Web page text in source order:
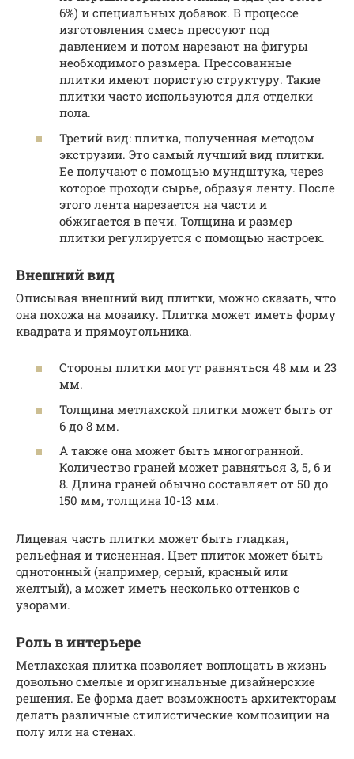
6%) и специальных добавок. В процессе
изготовления смесь прессуют под
давлением и потом нарезают на фигуры
необходимого размера. Прессованные
плитки имеют пористую структуру. Такие
плитки часто используются для отделки
пола.
Третий вид: плитка, полученная методом
экструзии. Это самый лучший вид плитки.
Ее получают с помощью мундштука, через
которое проходи сырье, образуя ленту. После
этого лента нарезается на части и
обжигается в печи. Толщина и размер
плитки регулируется с помощью настроек.
Внешний вид
Описывая внешний вид плитки, можно сказать, что
она похожа на мозаику. Плитка может иметь форму
квадрата и прямоугольника.
Стороны плитки могут равняться 48 мм и 23
мм.
Толщина метлахской плитки может быть от
6 до 8 мм.
А также она может быть многогранной.
Количество граней может равняться 3, 5, 6 и
8. Длина граней обычно составляет от 50 до
150 мм, толщина 10-13 мм.
Лицевая часть плитки может быть гладкая,
рельефная и тисненная. Цвет плиток может быть
однотонный (например, серый, красный или
желтый), а может иметь несколько оттенков с
узорами.
Роль в интерьере
Метлахская плитка позволяет воплощать в жизнь
довольно смелые и оригинальные дизайнерские
решения. Ее форма дает возможность архитекторам
делать различные стилистические композиции на
полу или на стенах.